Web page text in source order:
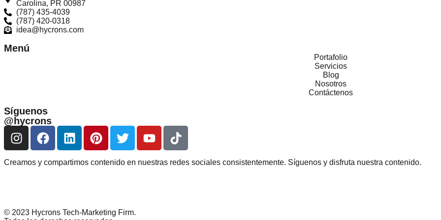
Carolina, PR 00987
(787) 435-4039
(787) 420-0318
idea@hycrons.com
Menú
Portafolio
Servicios
Blog
Nosotros
Contáctenos
Síguenos
@hycrons
Creamos y compartimos contenido en nuestras redes sociales consistentemente. Síguenos y disfruta nuestra contenido.
© 2023 Hycrons Tech-Marketing Firm.